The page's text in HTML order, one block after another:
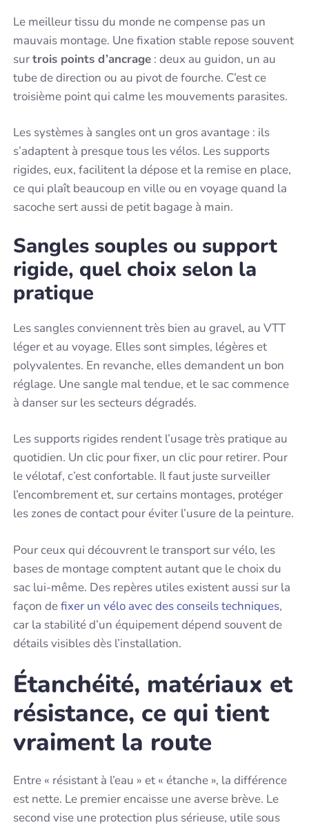
Le meilleur tissu du monde ne compense pas un
mauvais montage. Une fixation stable repose souvent
surtrois points d’ancrage : deux au guidon, un au
tube de direction ou au pivot de fourche. C’est ce
troisième point qui calme les mouvements parasites.
Les systèmes à sangles ont un gros avantage : ils
s’adaptent à presque tous les vélos. Les supports
rigides, eux, facilitent la dépose et la remise en place,
ce qui plaît beaucoup en ville ou en voyage quand la
sacoche sert aussi de petit bagage à main.
Sangles souples ou support
rigide, quel choix selon la
pratique
Les sangles conviennent très bien au gravel, au VTT
léger et au voyage. Elles sont simples, légères et
polyvalentes. En revanche, elles demandent un bon
réglage. Une sangle mal tendue, et le sac commence
à danser sur les secteurs dégradés.
Les supports rigides rendent l’usage très pratique au
quotidien. Un clic pour fixer, un clic pour retirer. Pour
le vélotaf, c’est confortable. Il faut juste surveiller
l’encombrement et, sur certains montages, protéger
les zones de contact pour éviter l’usure de la peinture.
Pour ceux qui découvrent le transport sur vélo, les
bases de montage comptent autant que le choix du
sac lui-même. Des repères utiles existent aussi sur la
façon defixer un vélo avec des conseils techniques,
car la stabilité d’un équipement dépend souvent de
détails visibles dès l’installation.
Étanchéité, matériaux et
résistance, ce qui tient
vraiment la route
Entre « résistant à l’eau » et « étanche », la différence
est nette. Le premier encaisse une averse brève. Le
second vise une protection plus sérieuse, utile sous